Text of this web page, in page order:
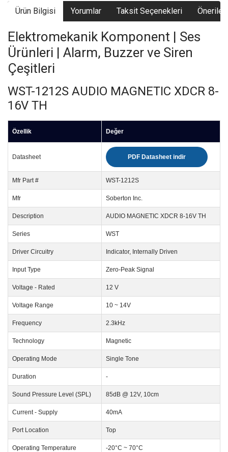
Ürün Bilgisi Yorumlar Taksit Seçenekleri
Elektromekanik Komponent | Ses
Ürünleri | Alarm, Buzzer ve Siren
Çeşitleri
WST-1212S AUDIO MAGNETIC XDCR 8-
16V TH
Özellik Değer
Datasheet PDF Datasheet indir
Mfr Part # WST-1212S
Mfr Soberton Inc.
Description AUDIO MAGNETIC XDCR 8-16V TH
Series WST
Driver Circuitry Indicator, Internally Driven
Input Type Zero-Peak Signal
Voltage - Rated 12 V
Voltage Range 10 ~ 14V
Frequency 2.3kHz
Technology Magnetic
Operating Mode Single Tone
Duration -
Sound Pressure Level (SPL) 85dB @ 12V, 10cm
Current - Supply 40mA
Port Location Top
Operating Temperature -20°C ~ 70°C